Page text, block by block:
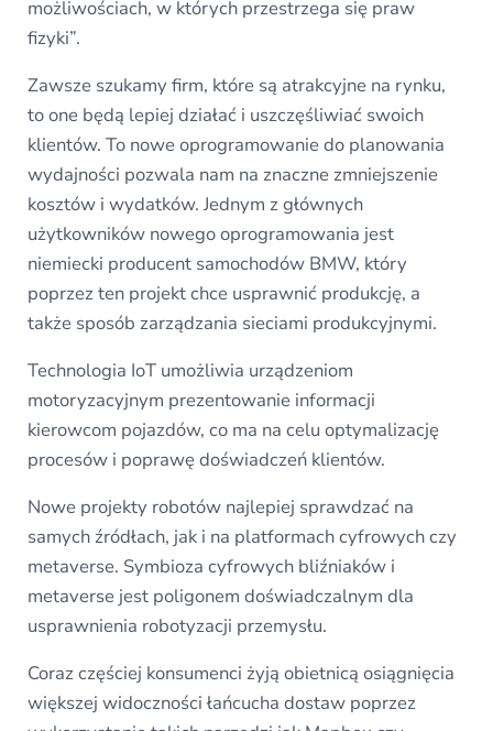
możliwościach, w których przestrzega się praw
fizyki”.
Zawsze szukamy firm, które są atrakcyjne na rynku,
to one będą lepiej działać i uszczęśliwiać swoich
klientów. To nowe oprogramowanie do planowania
wydajności pozwala nam na znaczne zmniejszenie
kosztów i wydatków. Jednym z głównych
użytkowników nowego oprogramowania jest
niemiecki producent samochodów BMW, który
poprzez ten projekt chce usprawnić produkcję, a
także sposób zarządzania sieciami produkcyjnymi.
Technologia IoT umożliwia urządzeniom
motoryzacyjnym prezentowanie informacji
kierowcom pojazdów, co ma na celu optymalizację
procesów i poprawę doświadczeń klientów.
Nowe projekty robotów najlepiej sprawdzać na
samych źródłach, jak i na platformach cyfrowych czy
metaverse. Symbioza cyfrowych bliźniaków i
metaverse jest poligonem doświadczalnym dla
usprawnienia robotyzacji przemysłu.
Coraz częściej konsumenci żyją obietnicą osiągnięcia
większej widoczności łańcucha dostaw poprzez